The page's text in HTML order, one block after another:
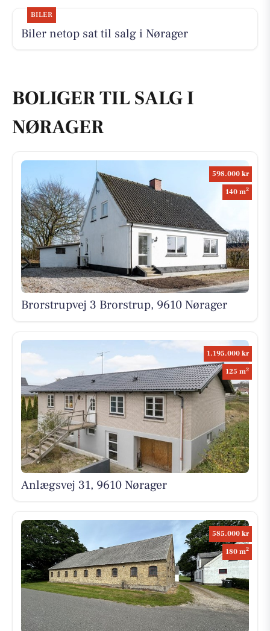
BILER
Biler netop sat til salg i Nørager
BOLIGER TIL SALG I
NØRAGER
598.000 kr
140 m2
Brorstrupvej 3 Brorstrup, 9610 Nørager
1.195.000 kr
125 m2
Anlægsvej 31, 9610 Nørager
585.000 kr
180 m2